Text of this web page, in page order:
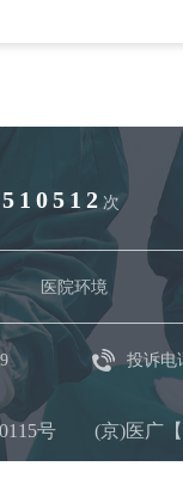
次
医院环境
投诉电
号 (京)医广